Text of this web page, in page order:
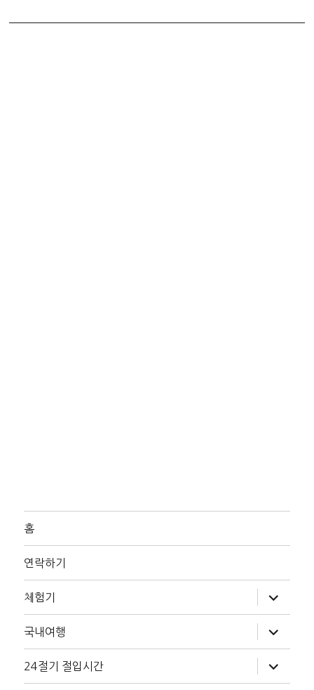
홈
연락하기
체험기
위
메
확
장
국내여행
위
메
확
장
24절기 절입시간
위
메